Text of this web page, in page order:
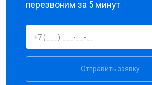
перезвоним за 5 минут
Отправить заявку